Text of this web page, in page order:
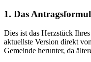
1. Das
Dies ist das Herzstück
aktuellste Version direkt
Gemeinde herunter, da